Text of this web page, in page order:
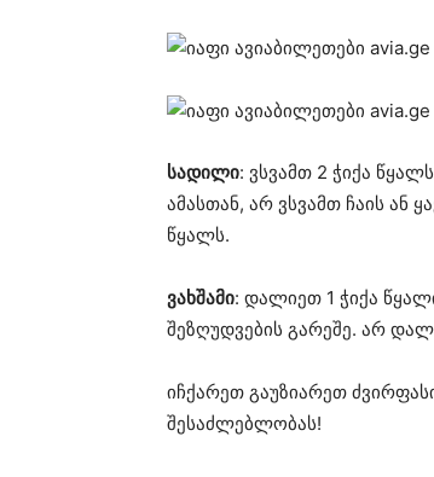
სადილი: ვსვამთ 2 ჭიქა
ამასთან, არ ვსვამთ ჩაის ან
წყალს.
ვახშამი: დალიეთ 1 ჭიქა
შეზღუდვების გარეშე. არ
იჩქარეთ გაუზიარეთ
შესაძლებლობას!